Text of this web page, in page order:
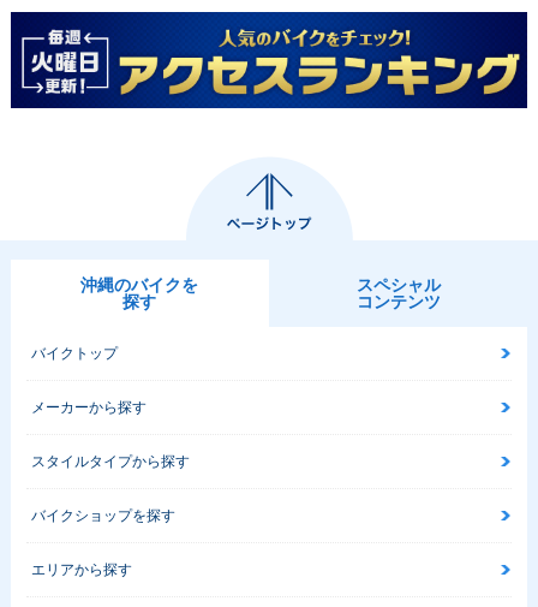
沖縄のバイクを
探す
スペシャル
コンテンツ
バイクトップ
メーカーから探す
スタイルタイプから探す
バイクショップを探す
エリアから探す